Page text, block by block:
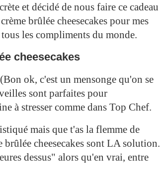
et décidé de nous faire ce cadeau
brûlée cheesecakes pour mes
les compliments du monde.
cheesecakes
ok, c'est un mensonge qu'on se
sont parfaites pour
à stresser comme dans Top Chef.
mais que t'as la flemme de
cheesecakes sont LA solution.
dessus" alors qu'en vrai, entre